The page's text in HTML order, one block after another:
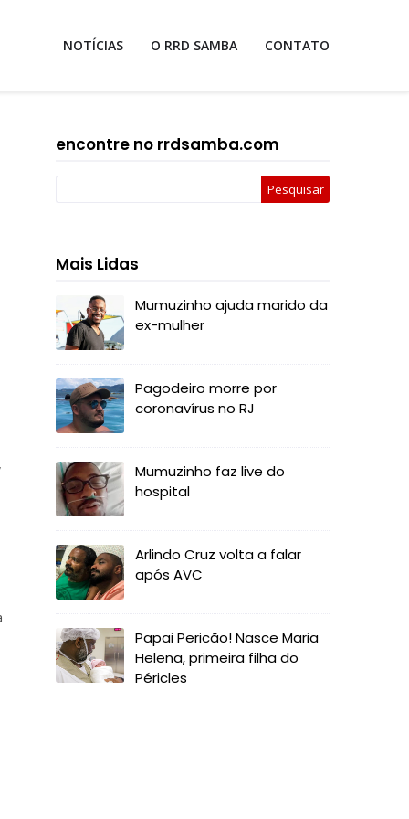
NOTÍCIAS O RRD SAMBA CONTATO
encontre no rrdsamba.com
Mais Lidas
Mumuzinho ajuda marido da
ex-mulher
Pagodeiro morre por
coronavírus no RJ
Mumuzinho faz live do
hospital
Arlindo Cruz volta a falar
após AVC
Papai Pericão! Nasce Maria
Helena, primeira filha do
Péricles